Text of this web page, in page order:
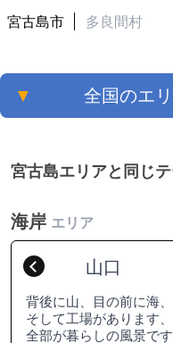
宮古島市 多良間村
▼ 全国のエ
宮古島エリアと同じ
海岸 エリア
Previous山口
背後に山、目の前に海、
そして工場があります、
全部が暮らしの風景です